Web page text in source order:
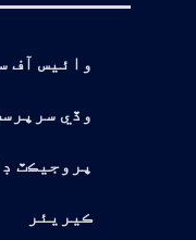
وائيس آف
وڏي
پروجيڪٽ
ڪيريئر